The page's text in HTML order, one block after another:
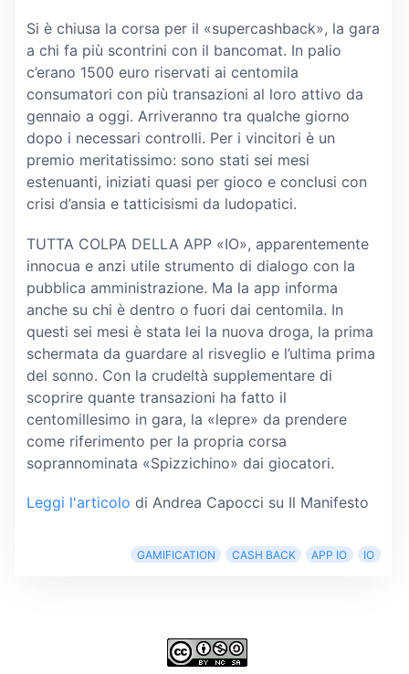
Si è chiusa la corsa per il «supercashback», la gara
a chi fa più scontrini con il bancomat. In palio
c’erano 1500 euro riservati ai centomila
consumatori con più transazioni al loro attivo da
gennaio a oggi. Arriveranno tra qualche giorno
dopo i necessari controlli. Per i vincitori è un
premio meritatissimo: sono stati sei mesi
estenuanti, iniziati quasi per gioco e conclusi con
crisi d’ansia e tatticisismi da ludopatici.
TUTTA COLPA DELLA APP «IO», apparentemente
innocua e anzi utile strumento di dialogo con la
pubblica amministrazione. Ma la app informa
anche su chi è dentro o fuori dai centomila. In
questi sei mesi è stata lei la nuova droga, la prima
schermata da guardare al risveglio e l’ultima prima
del sonno. Con la crudeltà supplementare di
scoprire quante transazioni ha fatto il
centomillesimo in gara, la «lepre» da prendere
come riferimento per la propria corsa
soprannominata «Spizzichino» dai giocatori.
Leggi l'articolo di Andrea Capocci su Il Manifesto
GAMIFICATION CASH BACK APP IO IO